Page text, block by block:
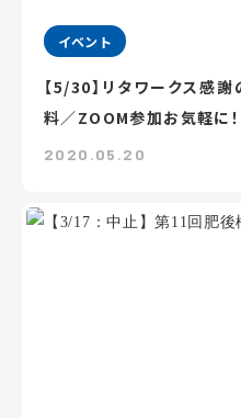
イベント
【5/30】リタワークス感
料／ZOOM参加お気軽に！
2020.05.20